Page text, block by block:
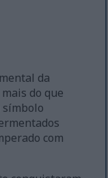
da
do que
símbolo
com